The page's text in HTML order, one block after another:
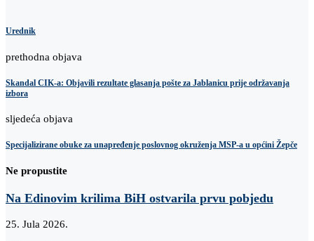
Urednik
prethodna objava
Skandal CIK-a: Objavili rezultate glasanja pošte za Jablanicu prije održavanja
izbora
sljedeća objava
Specijalizirane obuke za unapređenje poslovnog okruženja MSP-a u općini Žepče
Ne propustite
Na Edinovim krilima BiH ostvarila prvu pobjedu
25. Jula 2026.